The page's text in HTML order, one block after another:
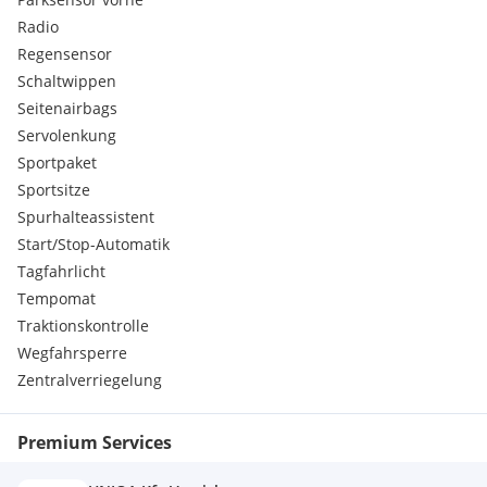
MMI Navigation plus mit MMI touch
MMI Radio plus
Manuelle Gepäckraumklappe
Mittelarmlehne vorn
Mythosschwarz Metallic
Nichtraucherausführung
Regionscode ECE für Radio
Reifen 225/40 R18 92Y xl
Reifendruck-Kontrollanzeige
Räder der Serie
Rücksitzlehne umklappbar
Schalt-/Wählhebelknauf
Seitenairbags vorn mit Kopfairbagsystem und
Interaktionsairbag vorn
Serienfahrwerk
Sportsitze vorn
Spurverlassenswarnung
Stabilisator hinten
Stabilisator vorn
Standard-Klimazonen
Radio
Regensensor
Schaltwippen
Seitenairbags
Servolenkung
Sportpaket
Sportsitze
Spurhalteassistent
Start/Stop-Automatik
Tagfahrlicht
Tempomat
Traktionskontrolle
Wegfahrsperre
Zentralverriegelung
Premium Services